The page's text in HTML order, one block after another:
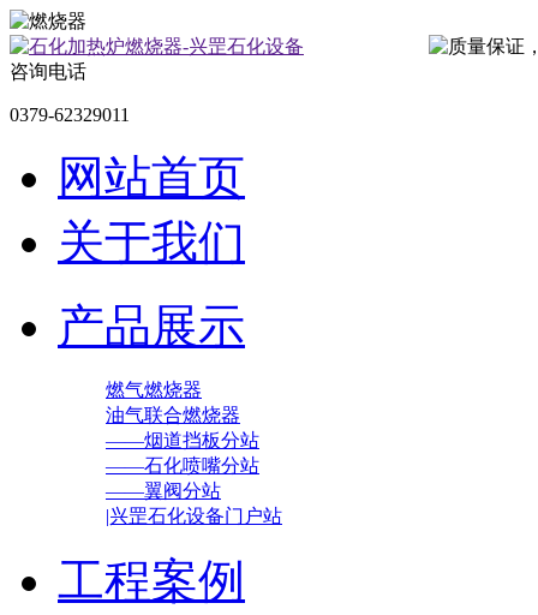
咨询电话
0379-62329011
网站首页
关于我们
产品展示
燃气燃烧器
油气联合燃烧器
——烟道挡板分站
——石化喷嘴分站
——翼阀分站
|兴罡石化设备门户站
工程案例